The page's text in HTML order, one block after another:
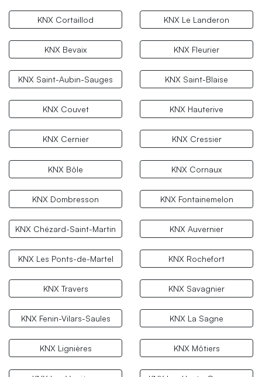
KNX Cortaillod KNX Le Landeron
KNX Bevaix KNX Fleurier
KNX Saint-Aubin-Sauges KNX Saint-Blaise
KNX Couvet KNX Hauterive
KNX Cernier KNX Cressier
KNX Bôle KNX Cornaux
KNX Dombresson KNX Fontainemelon
KNX Chézard-Saint-Martin KNX Auvernier
KNX Les Ponts-de-Martel KNX Rochefort
KNX Travers KNX Savagnier
KNX Fenin-Vilars-Saules KNX La Sagne
KNX Lignières KNX Môtiers